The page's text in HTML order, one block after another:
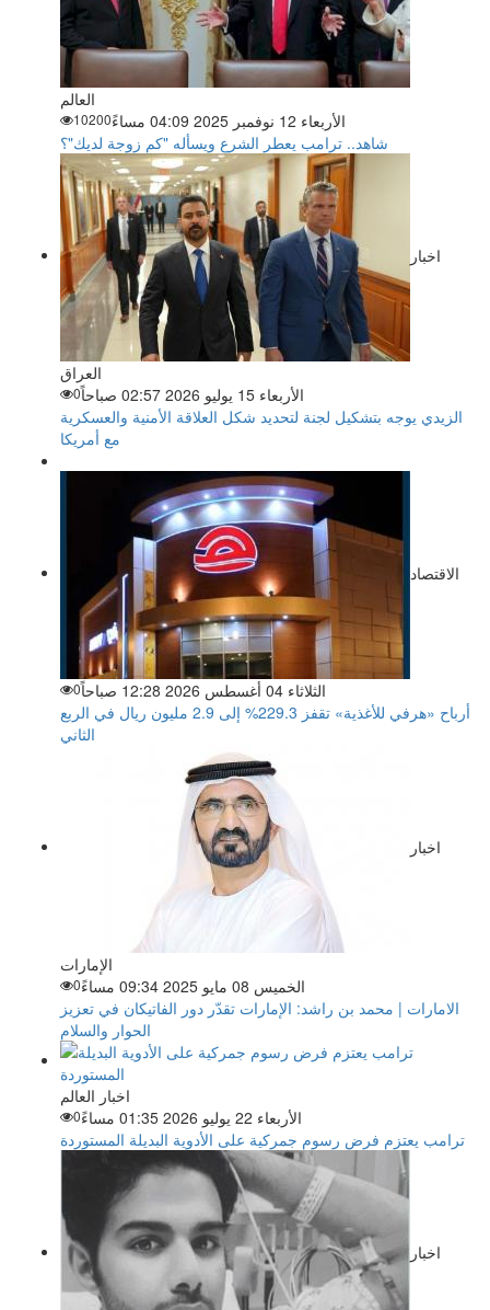
العالم
الأربعاء 12 نوفمبر 2025 04:09 مساءً
10200
شاهد.. ترامب يعطر الشرع ويسأله "كم زوجة لديك"؟
اخبار
العراق
الأربعاء 15 يوليو 2026 02:57 صباحاً
0
الزيدي يوجه بتشكيل لجنة لتحديد شكل العلاقة الأمنية والعسكرية
مع أمريكا
الاقتصاد
الثلاثاء 04 أغسطس 2026 12:28 صباحاً 0
أرباح «هرفي للأغذية» تقفز 229.3% إلى 2.9 مليون ريال في الربع
الثاني
اخبار
الإمارات
الخميس 08 مايو 2025 09:34 مساءً
0
الامارات | محمد بن راشد: الإمارات تقدّر دور الفاتيكان في تعزيز
الحوار والسلام
اخبار العالم
الأربعاء 22 يوليو 2026 01:35 مساءً
0
ترامب يعتزم فرض رسوم جمركية على الأدوية البديلة المستوردة
اخبار